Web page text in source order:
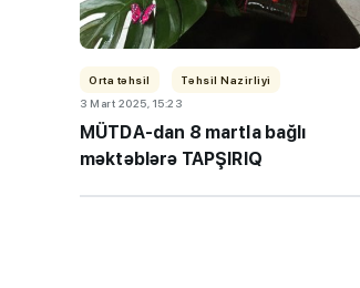
Orta təhsil
Təhsil Nazirliyi
3 Mart 2025, 15:23
MÜTDA-dan 8 martla bağlı
məktəblərə TAPŞIRIQ